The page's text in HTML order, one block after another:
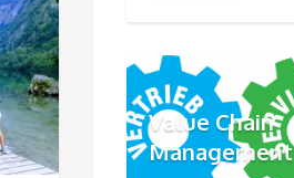
Value Chain
Management